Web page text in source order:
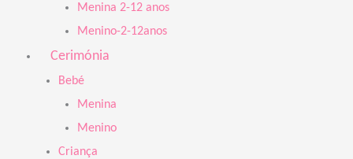
Menina 2-12 anos
Menino-2-12anos
Cerimónia
Bebé
Menina
Menino
Criança